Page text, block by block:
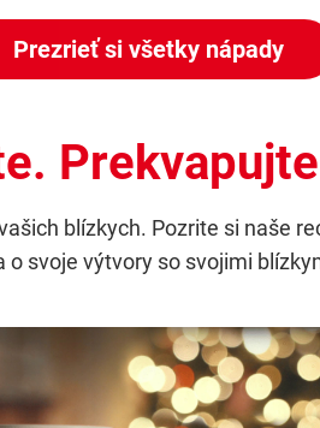
Prezrieť si všetky nápady
blízkych. Pozrite si naše
svoje výtvory so svojimi